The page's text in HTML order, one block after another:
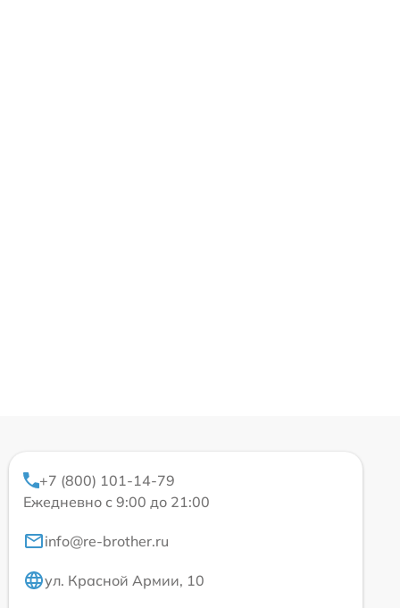
+7 (800) 101-14-79
Ежедневно с 9:00 до 21:00
info@re-brother.ru
ул. Красной Армии, 10